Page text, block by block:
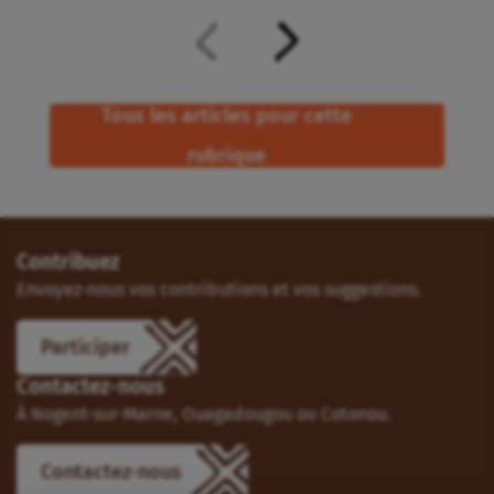
Tous les articles pour cette
rubrique
Contribuez
Envoyez-nous vos contributions et vos suggestions.
Participer
Contactez-nous
À Nogent-sur-Marne, Ouagadougou ou Cotonou.
Contactez-nous